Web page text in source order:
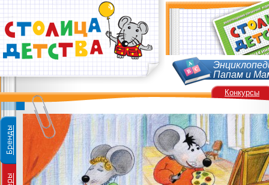
Папам и
Конкурсы